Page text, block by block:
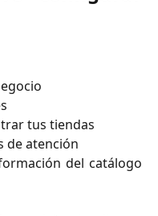
tus tiendas
de atención
del catálogo